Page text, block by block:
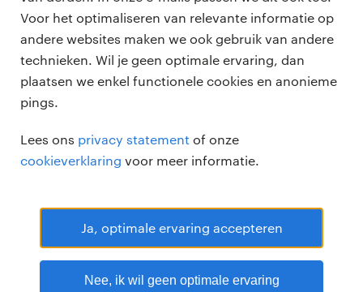
Voor het optimaliseren van relevante informatie op
andere websites maken we ook gebruik van andere
technieken. Wil je geen optimale ervaring, dan
plaatsen we enkel functionele cookies en anonieme
pings.
Lees ons privacy statement of onze
cookieverklaring voor meer informatie.
Ja, optimale ervaring accepteren
Nee, ik wil geen optimale ervaring
zzp-opdrachten
careers for expats
voor opdrachtgevers
vacature plaatsen
over ons
werken bij Randstad
onze kantoren
RANDSTAD PROFESSIONAL is een geregistreerd handelsmerk van